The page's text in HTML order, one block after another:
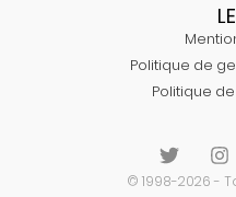
Politique de
Politique
© 1998-2026 -